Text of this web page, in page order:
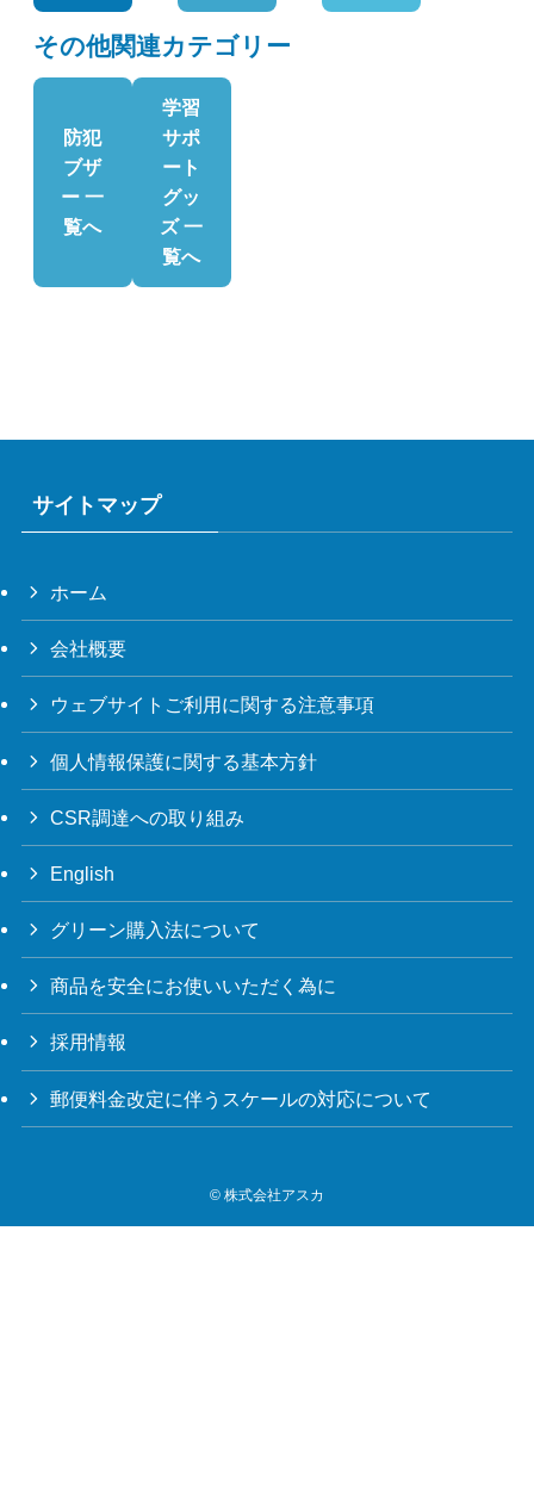
その他関連カテゴリー
防犯
ブザ
ー 一
覧へ
学習
サポ
ート
グッ
ズ 一
覧へ
サイトマップ
ホーム
会社概要
ウェブサイトご利用に関する注意事項
個人情報保護に関する基本方針
CSR調達への取り組み
English
グリーン購入法について
商品を安全にお使いいただく為に
採用情報
郵便料金改定に伴うスケールの対応について
© 株式会社アスカ